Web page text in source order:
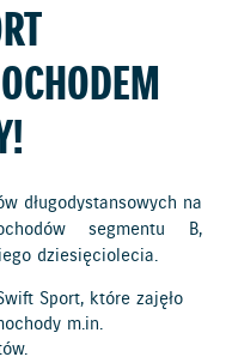
długodystansowych na
segmentu B,
dziesięciolecia.
Sport, które zajęło
m.in.